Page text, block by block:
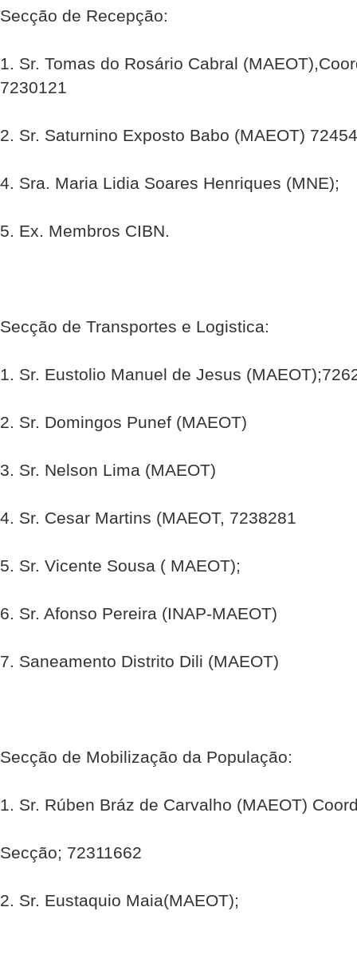
Secção de Recepção:
1. Sr. Tomas do Rosário Cabral
7230121
2. Sr. Saturnino Exposto Babo (MAEOT)
4. Sra. Maria Lidia Soares Henriques (MNE);
5. Ex. Membros CIBN.
Secção de Transportes e Logistica:
1. Sr. Eustolio Manuel de Jesus
2. Sr. Domingos Punef (MAEOT)
3. Sr. Nelson Lima (MAEOT)
4. Sr. Cesar Martins (MAEOT, 7238281
5. Sr. Vicente Sousa ( MAEOT);
6. Sr. Afonso Pereira (INAP-MAEOT)
7. Saneamento Distrito Dili (MAEOT)
Secção de Mobilização da População:
1. Sr. Rúben Bráz de Carvalho (MAEOT)
Secção; 72311662
2. Sr. Eustaquio Maia(MAEOT);